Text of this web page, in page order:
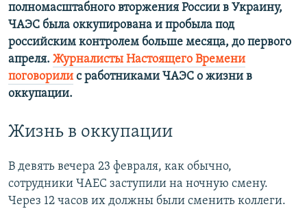
полномасштабного вторжения России в Украину,
ЧАЭС была оккупирована и пробыла под
российским контролем больше месяца, до первого
апреля. Журналисты Настоящего Времени
поговорили с работниками ЧАЭС о жизни в
оккупации.
Жизнь в оккупации
В девять вечера 23 февраля, как обычно,
сотрудники ЧАЕС заступили на ночную смену.
Через 12 часов их должны были сменить коллеги.